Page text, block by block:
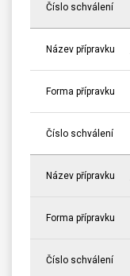
Číslo schválení
Název přípravku
Forma přípravku
Číslo schválení
Název přípravku
Forma přípravku
Číslo schválení